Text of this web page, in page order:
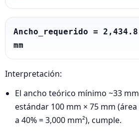
Ancho_requerido =
mm
Interpretación:
El ancho teórico mínimo ~33
estándar 100 mm × 75 mm
a 40% = 3,000 mm²), cumple.